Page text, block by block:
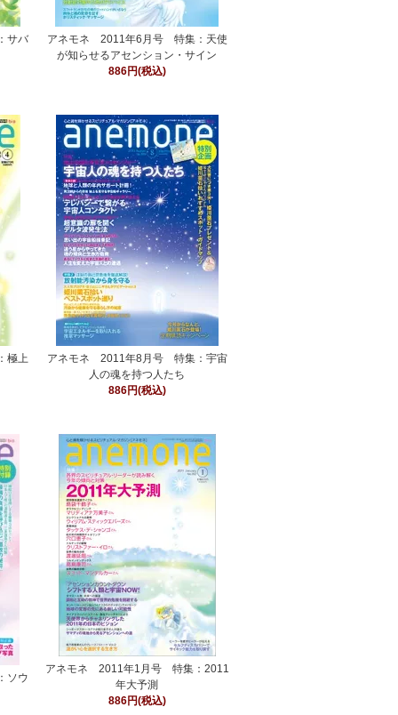
サバ
アネモネ 2011年6月号 特集：天使
が知らせるアセンション・サイン
886円(税込)
極上
アネモネ 2011年8月号 特集：宇宙
人の魂を持つ人たち
886円(税込)
ソウ
アネモネ 2011年1月号 特集：2011
年大予測
886円(税込)